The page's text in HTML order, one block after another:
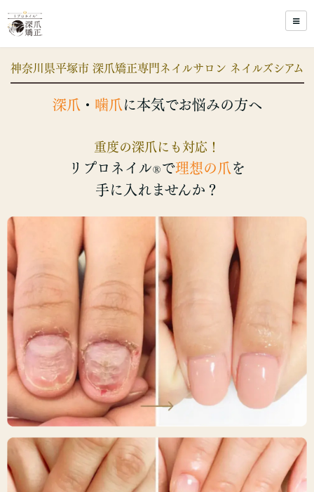
神奈川県平塚市 深爪矯正専門ネイルサロン ネイルズシアム
深爪 ・ 噛爪 に本気でお悩みの方へ
重度の深爪にも対応！
リプロネイル® で理想の爪 を
手に入れませんか？